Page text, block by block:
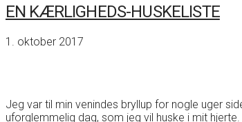
EN KÆRLIGHEDS-HUSKELISTE
1. oktober 2017
Jeg var til min venindes bryllup for nogle uger
uforglemmelig dag, som jeg vil huske i mit